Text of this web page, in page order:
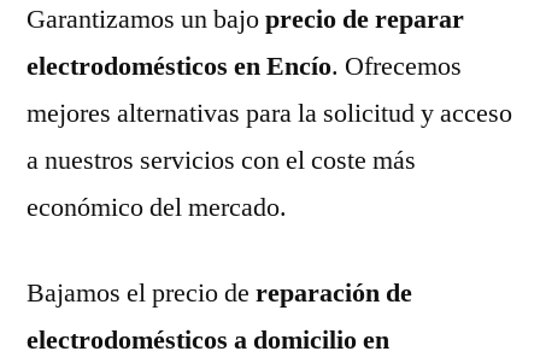
Garantizamos un bajoprecio de reparar
electrodomésticos en Encío. Ofrecemos
mejores alternativas para la solicitud y acceso
a nuestros servicios con el coste más
económico del mercado.
Bajamos el precio de reparación de
electrodomésticos a domicilio en